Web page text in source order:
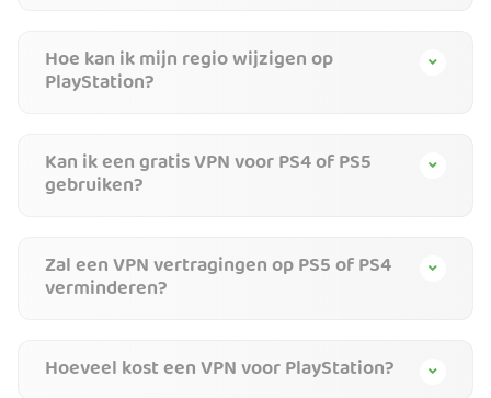
Hoe kan ik mijn regio wijzigen op
PlayStation?
Kan ik een gratis VPN voor PS4 of PS5
gebruiken?
Zal een VPN vertragingen op PS5 of PS4
verminderen?
Hoeveel kost een VPN voor PlayStation?